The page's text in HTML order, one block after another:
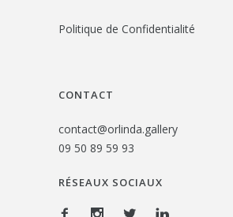
Politique de Confidentialité
CONTACT
contact@orlinda.gallery
09 50 89 59 93
RÉSEAUX SOCIAUX